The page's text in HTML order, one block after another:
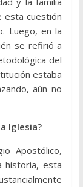
esta cuestión
Luego, en la
se refirió a
del
estaba
aún no
Iglesia?
Apostólico,
historia, esta